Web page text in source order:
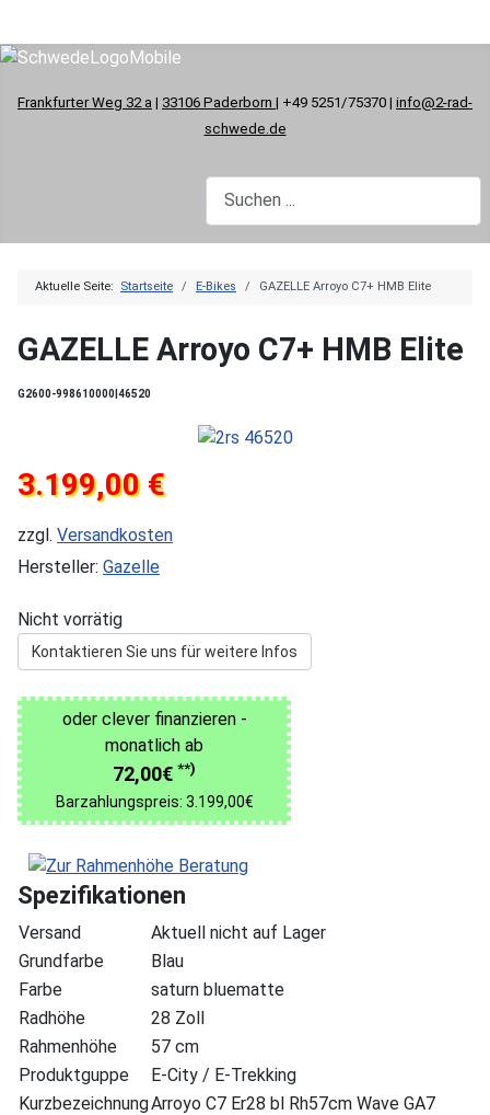
Frankfurter Weg 32 a | 33106 Paderborn | +49 5251/75370 | info@2-rad-
schwede.de
Aktuelle Seite: Startseite E-Bikes GAZELLE Arroyo C7+ HMB Elite
GAZELLE Arroyo C7+ HMB Elite
G2600-998610000|46520
3.199,00 €
zzgl. Versandkosten
Hersteller: Gazelle
Nicht vorrätig
Kontaktieren Sie uns für weitere Infos
oder clever finanzieren -
monatlich ab
72,00€ **)
Barzahlungspreis: 3.199,00€
Spezifikationen
Versand
Aktuell nicht auf Lager
Grundfarbe
Blau
Farbe
saturn bluematte
Radhöhe
28 Zoll
Rahmenhöhe
57 cm
Produktguppe
E-City / E-Trekking
KurzbezeichnungArroyo C7 Er28 bl Rh57cm Wave GA7